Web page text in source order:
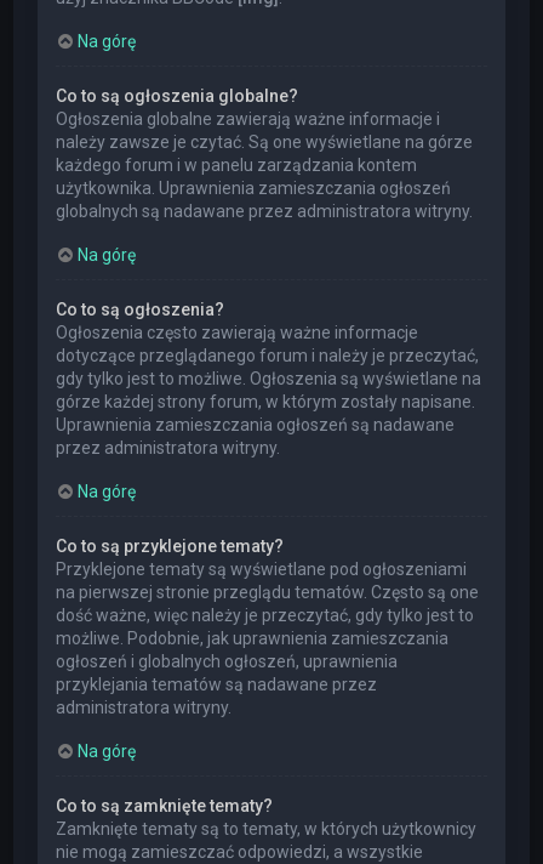
Na górę
Co to są ogłoszenia globalne?
Ogłoszenia globalne zawierają ważne informacje i
należy zawsze je czytać. Są one wyświetlane na górze
każdego forum i w panelu zarządzania kontem
użytkownika. Uprawnienia zamieszczania ogłoszeń
globalnych są nadawane przez administratora witryny.
Na górę
Co to są ogłoszenia?
Ogłoszenia często zawierają ważne informacje
dotyczące przeglądanego forum i należy je przeczytać,
gdy tylko jest to możliwe. Ogłoszenia są wyświetlane na
górze każdej strony forum, w którym zostały napisane.
Uprawnienia zamieszczania ogłoszeń są nadawane
przez administratora witryny.
Na górę
Co to są przyklejone tematy?
Przyklejone tematy są wyświetlane pod ogłoszeniami
na pierwszej stronie przeglądu tematów. Często są one
dość ważne, więc należy je przeczytać, gdy tylko jest to
możliwe. Podobnie, jak uprawnienia zamieszczania
ogłoszeń i globalnych ogłoszeń, uprawnienia
przyklejania tematów są nadawane przez
administratora witryny.
Na górę
Co to są zamknięte tematy?
Zamknięte tematy są to tematy, w których użytkownicy
nie mogą zamieszczać odpowiedzi, a wszystkie